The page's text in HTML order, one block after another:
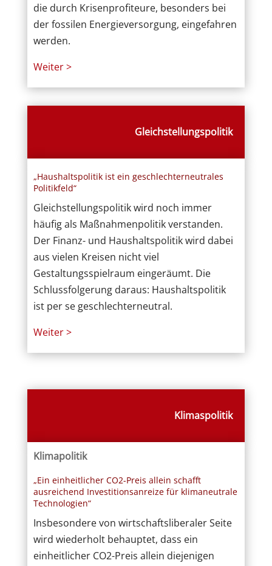
die durch Krisenprofiteure, besonders bei
der fossilen Energieversorgung, eingefahren
werden.
Weiter >
Gleichstellungspolitik
„Haushaltspolitik ist ein geschlechterneutrales
Politikfeld“
Gleichstellungspolitik wird noch immer
häufig als Maßnahmenpolitik verstanden.
Der Finanz- und Haushaltspolitik wird dabei
aus vielen Kreisen nicht viel
Gestaltungsspielraum eingeräumt. Die
Schlussfolgerung daraus: Haushaltspolitik
ist per se geschlechterneutral.
Weiter >
Klimaspolitik
Klimapolitik
„Ein einheitlicher CO2-Preis allein schafft
ausreichend Investitionsanreize für klimaneutrale
Technologien“
Insbesondere von wirtschaftsliberaler Seite
wird wiederholt behauptet, dass ein
einheitlicher CO2-Preis allein diejenigen